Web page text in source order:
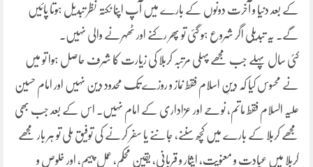
کے بعد دنیا و آخرت دونوں کے بارے میں آپ اپنا نکتہ نظر تبدیل ہوتا پائیں
گے۔ یہ تبدیلی اگر شروع ہو گئی تو پھر رکنے اور ٹھہرنے والی نہیں۔
کئی سال پہلے جب مجھے پہلی مرتبہ کربلا کی زیارت کا شرف حاصل ہوا تو میں
نے محسوس کیا کہ دینِ اسلام فقط نماز و روزے تک محدود دین نہیں اور امام حسین
علیہ السلام فقط ماتم، نوحے اور عزاداری کے امام نہیں۔ اس کے بعد جب بھی
مجھے کربلا کے بارے میں کچھ سننے، جاننے یا سفر کرنے کی توفیق ملی تو ہر بار مجھے
کربلا میں عبادت و معنویت، ایثار و قربانی، یقین محکم، عمل پیہم، اور خلوص و